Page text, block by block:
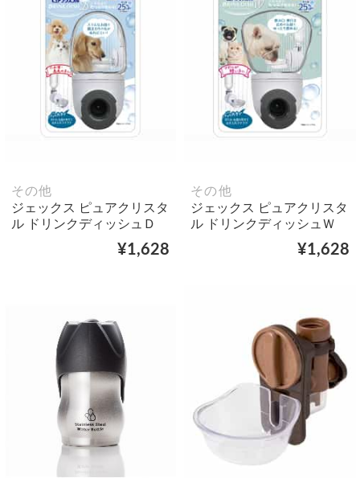
その他
ジェックス ピュアクリスタ
ル ドリンクディッシュＤ
¥1,628
その他
ジェックス ピュアクリスタ
ル ドリンクディッシュＷ
¥1,628